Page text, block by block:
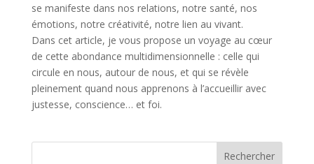
se manifeste dans nos relations, notre santé, nos
émotions, notre créativité, notre lien au vivant.
Dans cet article, je vous propose un voyage au cœur
de cette abondance multidimensionnelle : celle qui
circule en nous, autour de nous, et qui se révèle
pleinement quand nous apprenons à l’accueillir avec
justesse, conscience… et foi.
Rechercher